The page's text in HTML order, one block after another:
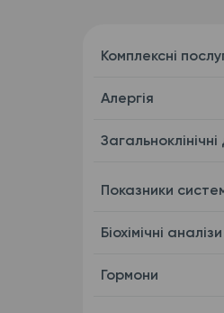
Комплексні
Алергія
Показники
Біохімічні аналізи
Гормони